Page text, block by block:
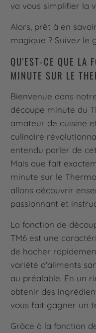
va vous simplifier la
Alors, prêt à en
magique ? Suivez le
QU'EST-CE QUE LA
MINUTE SUR LE
Bienvenue dans
découpe minute du
amateur de cuisine
culinaire
entendu parler de
Mais que fait
minute sur le
allons découvrir
passionnant et
La fonction de
TM6 est une
de hacher
variété d'aliments
au préalable. En un
obtenir des
vous fait gagner un
Grâce à la fonction